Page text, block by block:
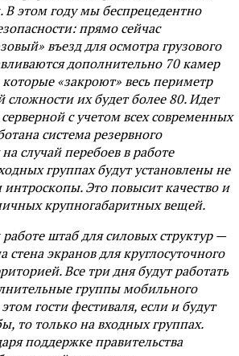
этом году мы беспрецедентно
прямо сейчас
въезд для осмотра грузового
дополнительно 70 камер
«закроют» весь периметр
сложности их будет более 80. Идет
с учетом всех современных
система резервного
случай перебоев в работе
группах будут установлены не
Это повысит качество и
крупногабаритных вещей.
штаб для силовых структур —
стена экранов для круглосуточного
Все три дня будут работать
группы мобильного
гости фестиваля, если и будут
то только на входных группах.
поддержке правительства